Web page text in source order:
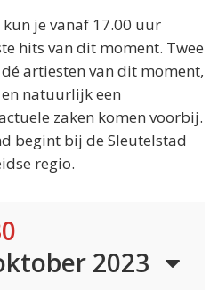
je vanaf 17.00 uur
hits van dit moment. Twee
artiesten van dit moment,
natuurlijk een
zaken komen voorbij.
begint bij de Sleutelstad
regio.
2023